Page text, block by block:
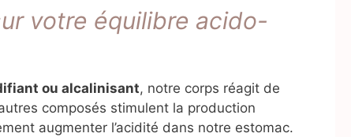
votre équilibre acido-
ou alcalinisant, notre corps réagit de
composés stimulent la production
augmenter l’acidité dans notre estomac.